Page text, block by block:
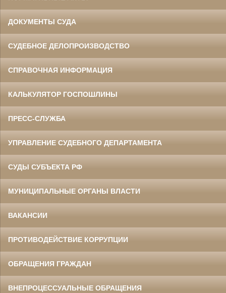
ДОКУМЕНТЫ СУДА
СУДЕБНОЕ ДЕЛОПРОИЗВОДСТВО
СПРАВОЧНАЯ ИНФОРМАЦИЯ
КАЛЬКУЛЯТОР ГОСПОШЛИНЫ
ПРЕСС-СЛУЖБА
УПРАВЛЕНИЕ СУДЕБНОГО ДЕПАРТАМЕНТА
СУДЫ СУБЪЕКТА РФ
МУНИЦИПАЛЬНЫЕ ОРГАНЫ ВЛАСТИ
ВАКАНСИИ
ПРОТИВОДЕЙСТВИЕ КОРРУПЦИИ
ОБРАЩЕНИЯ ГРАЖДАН
ВНЕПРОЦЕССУАЛЬНЫЕ ОБРАЩЕНИЯ